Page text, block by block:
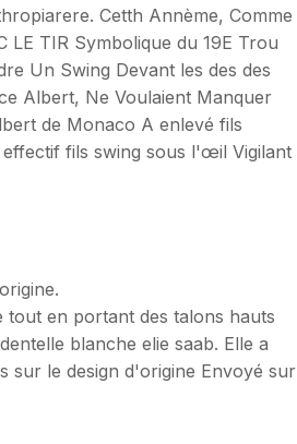
Cetth Annème, Comme
LE TIR Symbolique du 19E Trou
Un Swing Devant les des des
Albert, Ne Voulaient Manquer
de Monaco A enlevé fils
fils swing sous l'œil Vigilant
tout en portant des talons hauts
blanche elie saab. Elle a
sur le design d'origine Envoyé sur